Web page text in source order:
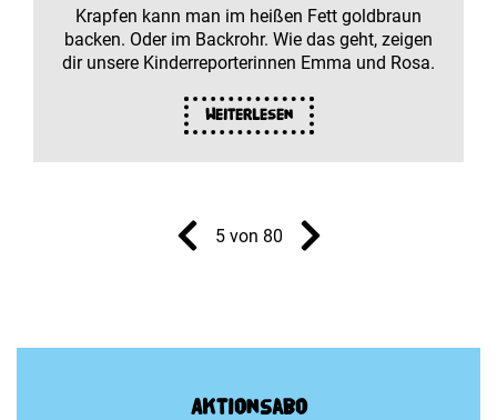
Krapfen kann man im heißen Fett goldbraun
backen. Oder im Backrohr. Wie das geht, zeigen
dir unsere Kinderreporterinnen Emma und Rosa.
Weiterlesen
5 von 80
Aktionsabo